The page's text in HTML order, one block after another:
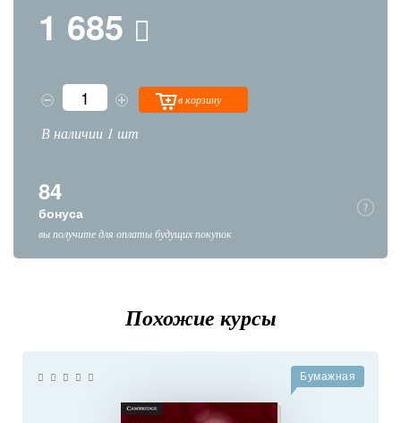
1 685
в корзину
В наличии 1 шт
84
бонуса
вы получите для оплаты будущих покупок
Похожие курсы
Бумажная